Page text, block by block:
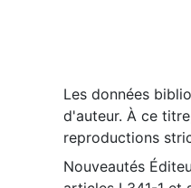
Les données
d'auteur. À ce
reproductions
Nouveautés